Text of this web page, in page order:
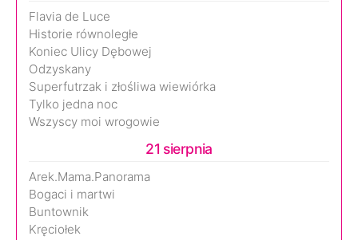
Flavia de Luce
Historie równoległe
Koniec Ulicy Dębowej
Odzyskany
Superfutrzak i złośliwa wiewiórka
Tylko jedna noc
Wszyscy moi wrogowie
21 sierpnia
Arek.Mama.Panorama
Bogaci i martwi
Buntownik
Kręciołek